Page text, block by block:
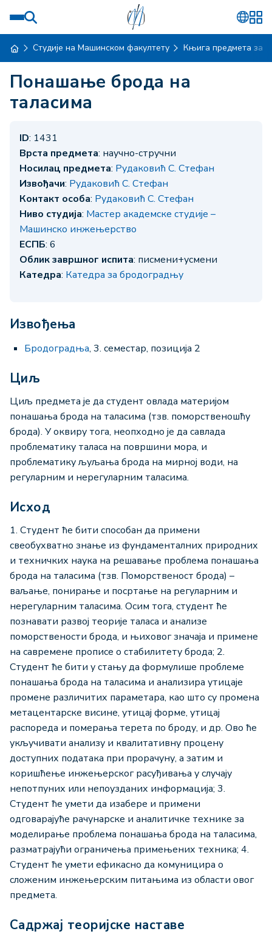
Студије на Машинском факултету Књига предмета за
Понашање брода на
таласима
ID: 1431
Врста предмета: научно-стручни
Носилац предмета: Рудаковић С. Стефан
Извођачи: Рудаковић С. Стефан
Контакт особа: Рудаковић С. Стефан
Ниво студија: Мастер академске студије –
Машинско инжењерство
ЕСПБ: 6
Облик завршног испита: писмени+усмени
Катедра: Катедра за бродоградњу
Извођења
Бродоградња, 3. семестар, позиција 2
Циљ
Циљ предмета је да студент овлада материјом
понашања брода на таласима (тзв. поморственошћу
брода). У оквиру тога, неопходно је да савлада
проблематику таласа на површини мора, и
проблематику љуљања брода на мирној води, на
регуларним и нерегуларним таласима.
Исход
1. Студент ће бити способан да примени
свеобухватно знање из фундаменталних природних
и техничких наука на решавање проблема понашања
брода на таласима (тзв. Поморственост брода) –
ваљање, понирање и посртање на регуларним и
нерегуларним таласима. Осим тога, студент ће
познавати развој теорије таласа и анализе
поморствености брода, и њиховог значаја и примене
на савремене прописе о стабилитету брода; 2.
Студент ће бити у стању да формулише проблеме
понашања брода на таласима и анализира утицаје
промене различитих параметара, као што су промена
метацентарске висине, утицај форме, утицај
распореда и померања терета по броду, и др. Ово ће
укључивати анализу и квалитативну процену
доступних података при прорачуну, а затим и
коришћење инжењерског расуђивања у случају
непотпуних или непоузданих информација; 3.
Студент ће умети да изабере и примени
одговарајуће рачунарске и аналитичке технике за
моделирање проблема понашања брода на таласима,
разматрајући ограничења примењених техника; 4.
Студент ће умети ефикасно да комуницира о
сложеним инжењерским питањима из области овог
предмета.
Садржај теоријске наставе